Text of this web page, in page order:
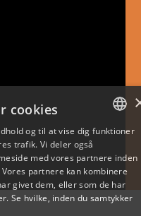
ENGLISH
cookies
og til at vise dig funktioner
trafik. Vi deler også
med vores partnere inden
partnere kan kombinere
givet dem, eller som de har
Se hvilke, inden du samtykker